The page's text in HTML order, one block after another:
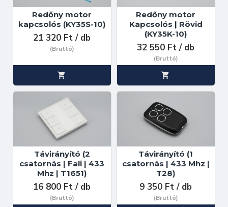
Redőny motor
kapcsolós (KY35S-10)
21 320 Ft / db
(Bruttó)
Redőny motor
Kapcsolós | Rövid
(KY35K-10)
32 550 Ft / db
(Bruttó)
Távirányító (2
csatornás | Fali | 433
Mhz | T1651)
16 800 Ft / db
(Bruttó)
Távirányító (1
csatornás | 433 Mhz |
T28)
9 350 Ft / db
(Bruttó)